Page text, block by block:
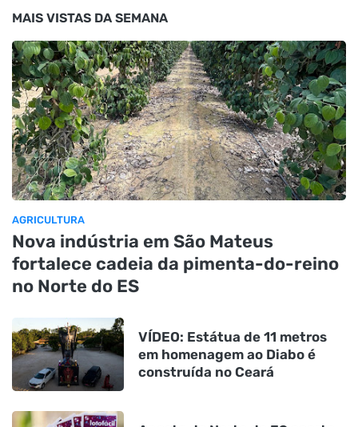
MAIS VISTAS DA SEMANA
AGRICULTURA
Nova indústria em São Mateus
fortalece cadeia da pimenta-do-reino
no Norte do ES
VÍDEO: Estátua de 11 metros
em homenagem ao Diabo é
construída no Ceará